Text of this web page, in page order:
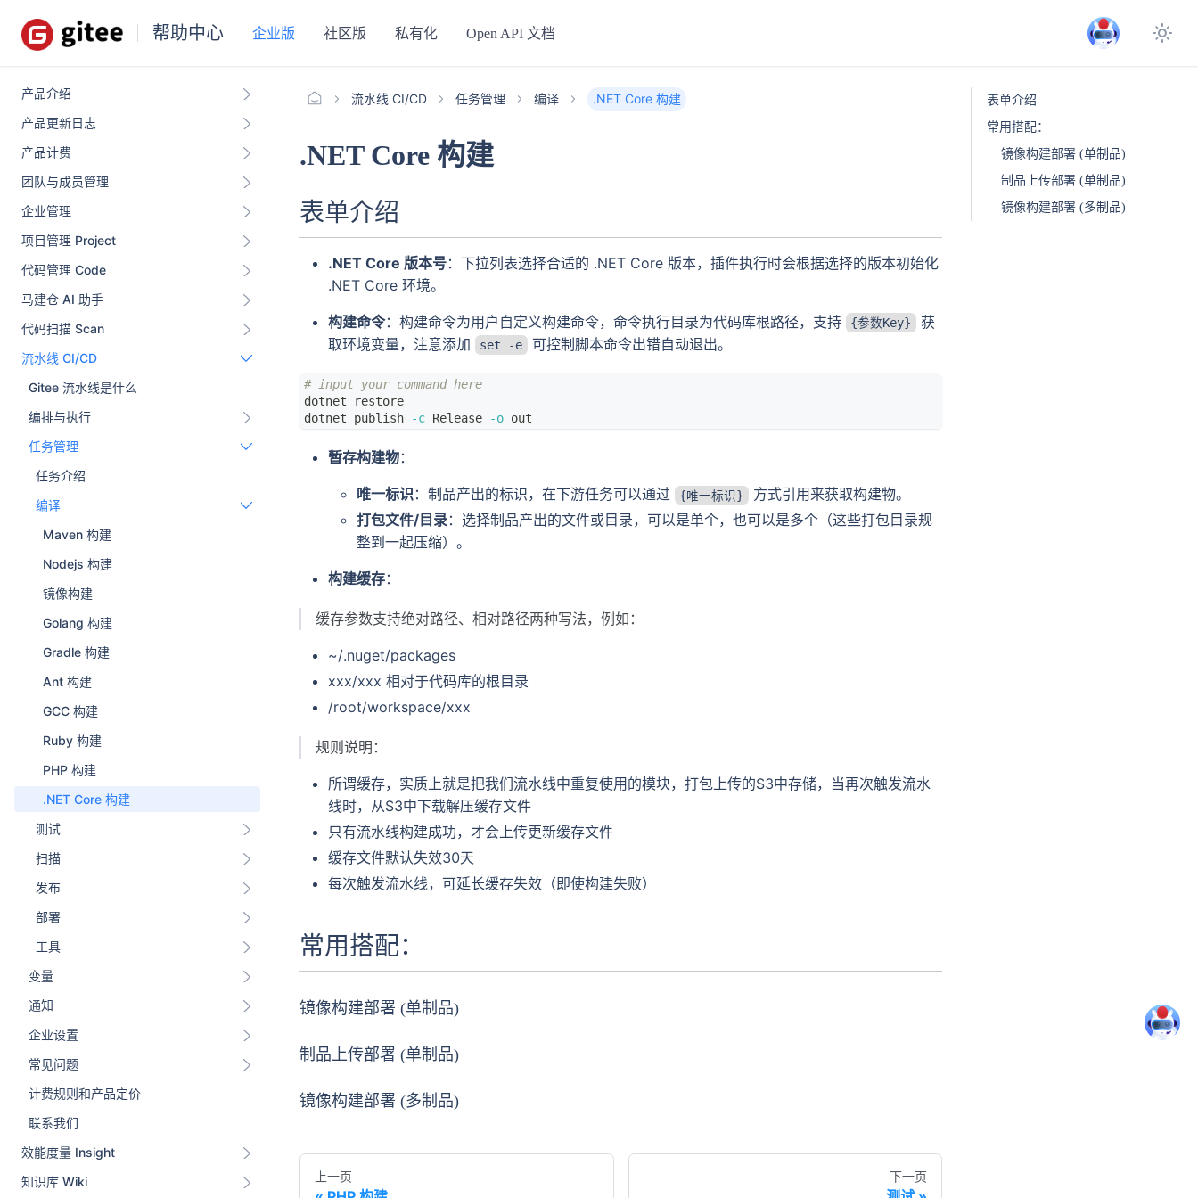
帮助中心 企业版 社区版 私有化 Open API 文档
产品介绍
产品更新日志
产品计费
团队与成员管理
企业管理
项目管理 Project
代码管理 Code
马建仓 AI 助手
代码扫描 Scan
流水线 CI/CD
Gitee 流水线是什么
编排与执行
任务管理
任务介绍
编译
Maven 构建
Nodejs 构建
镜像构建
Golang 构建
Gradle 构建
Ant 构建
GCC 构建
Ruby 构建
PHP 构建
.NET Core 构建
测试
扫描
发布
部署
工具
变量
通知
企业设置
常见问题
计费规则和产品定价
联系我们
效能度量 Insight
知识库 Wiki
流水线 CI/CD 任务管理 编译 .NET Core 构建
.NET Core 构建
表单介绍
.NET Core 版本号：下拉列表选择合适的 .NET Core 版本，插件执行时会根据选择的版本初始化
.NET Core 环境。
构建命令：构建命令为用户自定义构建命令，命令执行目录为代码库根路径，支持 {参数Key}
获
取环境变量，注意添加
set -e 可控制脚本命令出错自动退出。
# input your command here
dotnet restore
dotnet publish -c Release -o out
暂存构建物：
唯一标识：制品产出的标识，在下游任务可以通过 {唯一标识} 方式引用来获取构建物。
打包文件/目录：选择制品产出的文件或目录，可以是单个，也可以是多个（这些打包目录规
整到一起压缩）。
构建缓存：
缓存参数支持绝对路径、相对路径两种写法，例如：
~/.nuget/packages
xxx/xxx 相对于代码库的根目录
/root/workspace/xxx
规则说明：
所谓缓存，实质上就是把我们流水线中重复使用的模块，打包上传的S3中存储，当再次触发流水
线时，从S3中下载解压缓存文件
只有流水线构建成功，才会上传更新缓存文件
缓存文件默认失效30天
每次触发流水线，可延长缓存失效（即使构建失败）
常用搭配：
镜像构建部署 (单制品)
制品上传部署 (单制品)
镜像构建部署 (多制品)
上一页 下一页
表单介绍
常用搭配：
镜像构建部署 (单制品)
制品上传部署 (单制品)
镜像构建部署 (多制品)